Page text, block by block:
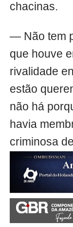
chacinas.
— Não tem
que houve
rivalidade
estão
não há
havia
criminosa